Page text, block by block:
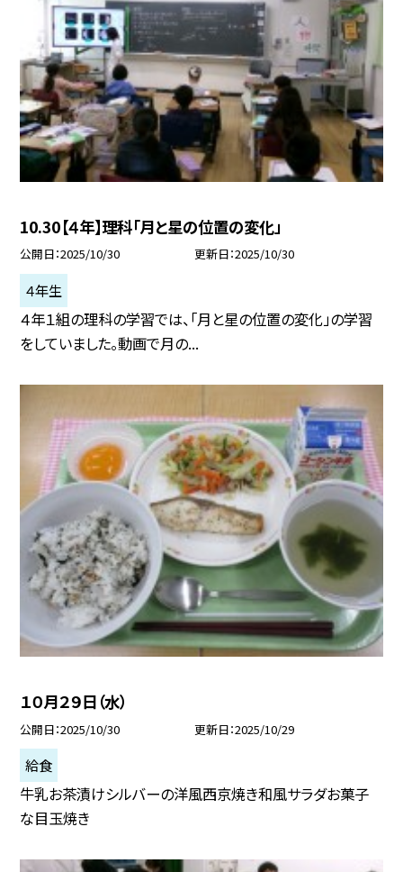
10.30【４年】理科「月と星の位置の変化」
公開日 2025/10/30 更新日 2025/10/30
４年生
４年１組の理科の学習では、「月と星の位置の変化」の学習
をしていました。動画で月の...
１０月２９日（水）
公開日 2025/10/30 更新日 2025/10/29
給食
牛乳お茶漬けシルバーの洋風西京焼き和風サラダお菓子
な目玉焼き